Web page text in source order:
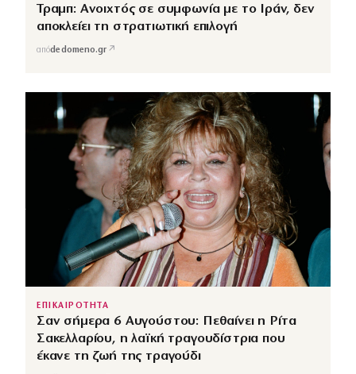
Τραμπ: Ανοιχτός σε συμφωνία με το Ιράν, δεν
αποκλείει τη στρατιωτική επιλογή
απόdedomeno.gr ↗
ΕΠΙΚΑΙΡΟΤΗΤΑ
Σαν σήμερα 6 Αυγούστου: Πεθαίνει η Ρίτα
Σακελλαρίου, η λαϊκή τραγουδίστρια που
έκανε τη ζωή της τραγούδι